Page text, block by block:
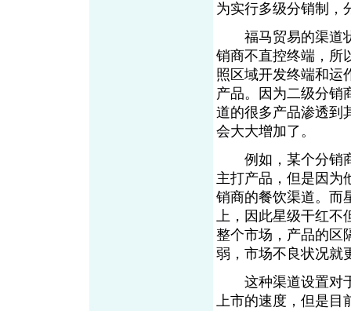
为实行多级分销制，
福马贸易的渠道状
销商不直控终端，所
照区域开发终端和运
产品。因为二级分销
道的很多产品渗透到
会大大增加了。
例如，某个分销商
主打产品，但是因为
销商的餐饮渠道。而
上，因此星级干红不
整个市场，产品的区
弱，市场不良状况就
这种渠道设置对于
上市的速度，但是目